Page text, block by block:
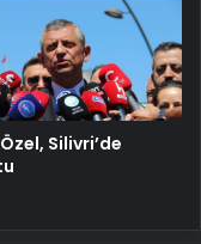
Silivri’de